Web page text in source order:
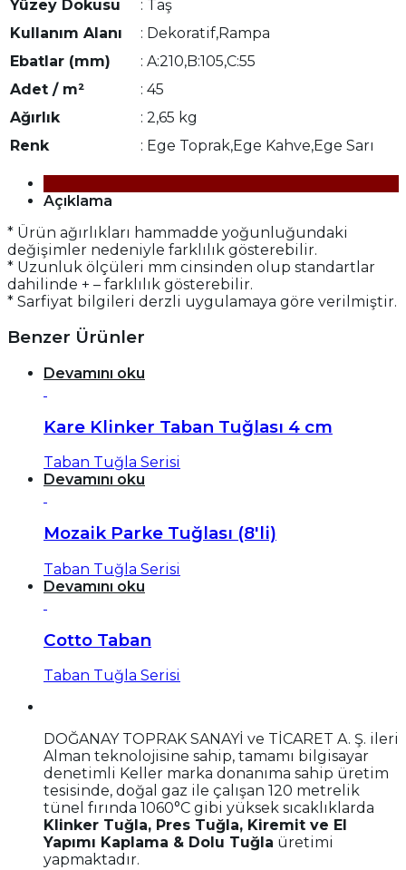
Yüzey Dokusu
: Taş
Kullanım Alanı
: Dekoratif,Rampa
Ebatlar (mm)
: A:210,B:105,C:55
Adet / m²
: 45
Ağırlık
: 2,65 kg
Renk
: Ege Toprak,Ege Kahve,Ege Sarı
Açıklama
* Ürün ağırlıkları hammadde yoğunluğundaki
değişimler nedeniyle farklılık gösterebilir.
* Uzunluk ölçüleri mm cinsinden olup standartlar
dahilinde + – farklılık gösterebilir.
* Sarfiyat bilgileri derzli uygulamaya göre verilmiştir.
Benzer Ürünler
Devamını oku
Kare Klinker Taban Tuğlası 4 cm
Taban Tuğla Serisi
Devamını oku
Mozaik Parke Tuğlası (8'li)
Taban Tuğla Serisi
Devamını oku
Cotto Taban
Taban Tuğla Serisi
DOĞANAY TOPRAK SANAYİ ve TİCARET A. Ş. ileri
Alman teknolojisine sahip, tamamı bilgisayar
denetimli Keller marka donanıma sahip üretim
tesisinde, doğal gaz ile çalışan 120 metrelik
tünel fırında 1060°C gibi yüksek sıcaklıklarda
Klinker Tuğla, Pres Tuğla, Kiremit ve El
Yapımı Kaplama & Dolu Tuğla üretimi
yapmaktadır.